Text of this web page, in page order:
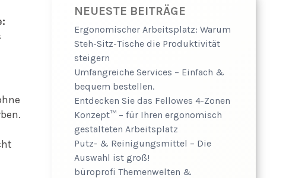
NEUESTE BEITRÄGE
Ergonomischer Arbeitsplatz: Warum
Steh-Sitz-Tische die Produktivität
steigern
Umfangreiche Services – Einfach &
bequem bestellen.
Entdecken Sie das Fellowes 4-Zonen
Konzept™ – für Ihren ergonomisch
gestalteten Arbeitsplatz
Putz- & Reinigungsmittel – Die
Auswahl ist groß!
büroprofi Themenwelten &